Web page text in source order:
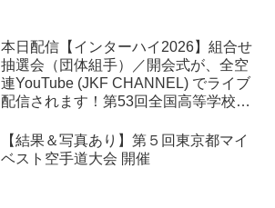
本日配信【インターハイ2026】組合せ
抽選会（団体組手）／開会式が、全空
連YouTube (JKF CHANNEL) でライブ
配信されます！第53回全国高等学校空
【結果＆写真あり】第５回東京都マイ
ベスト空手道大会 開催